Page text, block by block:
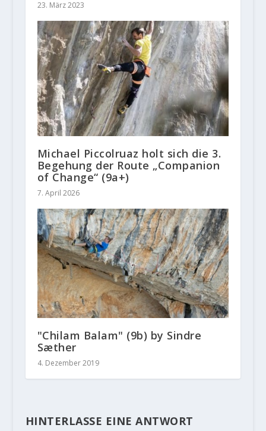
23. März 2023
Michael Piccolruaz holt sich die 3.
Begehung der Route „Companion
of Change“ (9a+)
7. April 2026
"Chilam Balam" (9b) by Sindre
Sæther
4. Dezember 2019
HINTERLASSE EINE ANTWORT